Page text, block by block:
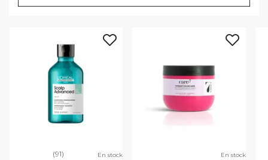
(91) En stock En stock